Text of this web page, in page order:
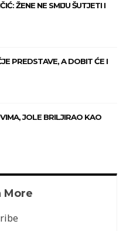
ŽENE NE SMIJU ŠUTJETI I
PREDSTAVE, A DOBIT ĆE I
JOLE BRILJIRAO KAO
More